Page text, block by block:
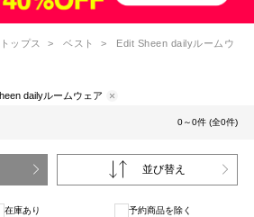
トップス > ベスト >
Edit Sheen dailyルームウ
dailyルームウェア
0～0件 (全0件)
並び替え
在庫あり 予約商品を除く